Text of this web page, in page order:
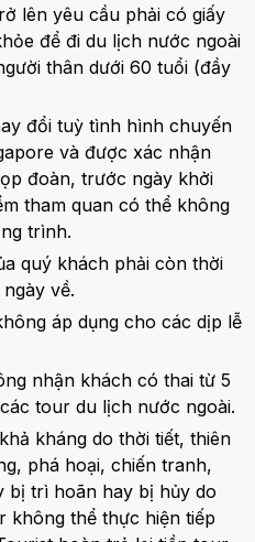
lên yêu cầu phải có giấy
để đi du lịch nước ngoài
thân dưới 60 tuổi (đầy
đổi tuỳ tình hình chuyến
và được xác nhận
đoàn, trước ngày khởi
tham quan có thể không
trình.
quý khách phải còn thời
về.
áp dụng cho các dịp lễ
nhận khách có thai từ 5
tour du lịch nước ngoài.
kháng do thời tiết, thiên
phá hoại, chiến tranh,
bị trì hoãn hay bị hủy do
không thể thực hiện tiếp